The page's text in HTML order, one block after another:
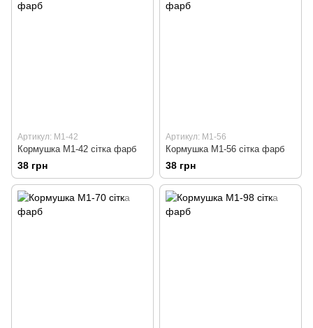
Артикул: М1-42
Кормушка М1-42 сітка фарб
38 грн
Артикул: М1-56
Кормушка М1-56 сітка фарб
38 грн